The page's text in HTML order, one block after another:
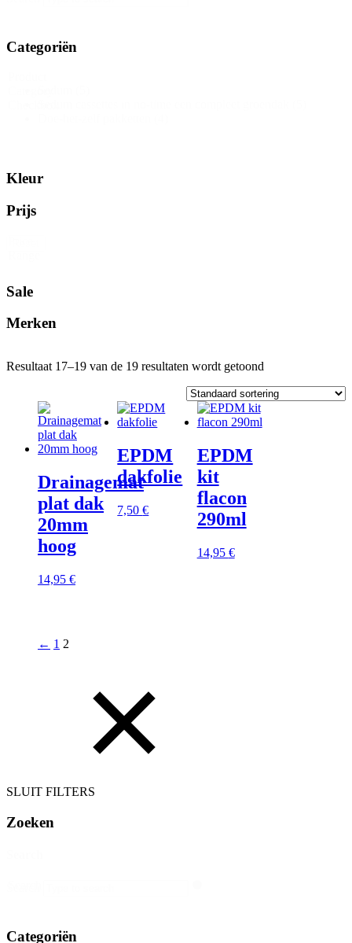
Categoriën
Kleur
Prijs
Sale
Merken
Resultaat 17–19 van de 19 resultaten wordt getoond
Drainagemat
plat dak
20mm
hoog
14,95 €
EPDM
dakfolie
7,50€
EPDM
kit
flacon
290ml
14,95 €
← 1 2
SLUIT FILTERS
Zoeken
Categoriën